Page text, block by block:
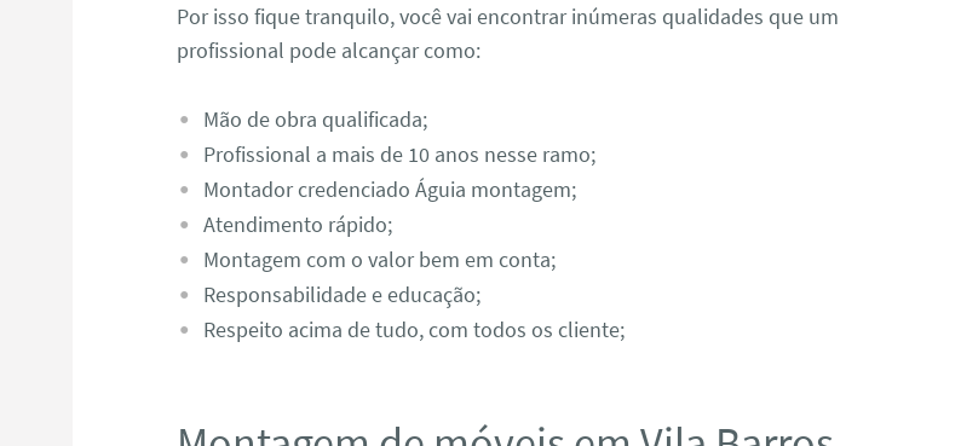
Por isso fique tranquilo, você vai encontrar inúmeras qualidades que um
profissional pode alcançar como:
Mão de obra qualificada;
Profissional a mais de 10 anos nesse ramo;
Montador credenciado Águia montagem;
Atendimento rápido;
Montagem com o valor bem em conta;
Responsabilidade e educação;
Respeito acima de tudo, com todos os cliente;